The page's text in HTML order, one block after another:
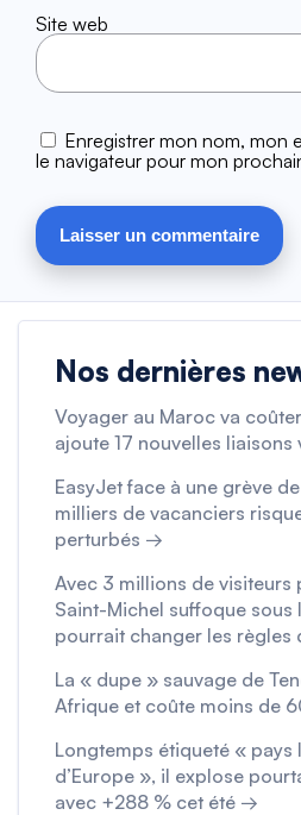
Site web
Enregistrer mon nom, mon
le navigateur pour mon
Nos dernières
Voyager au Maroc va
ajoute 17 nouvelles liaisons
EasyJet face à une grève
milliers de vacanciers
perturbés →
Avec 3 millions de visiteurs
Saint-Michel suffoque sous
pourrait changer les règles
La « dupe » sauvage de
Afrique et coûte moins de
Longtemps étiqueté « pays
d’Europe », il explose
avec +288 % cet été →